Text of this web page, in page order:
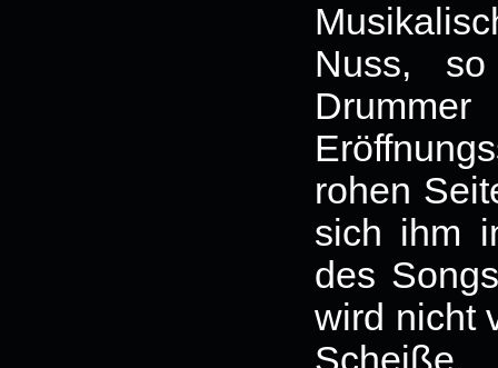
Nuss,
rohen
sich ihm
des
wird nicht